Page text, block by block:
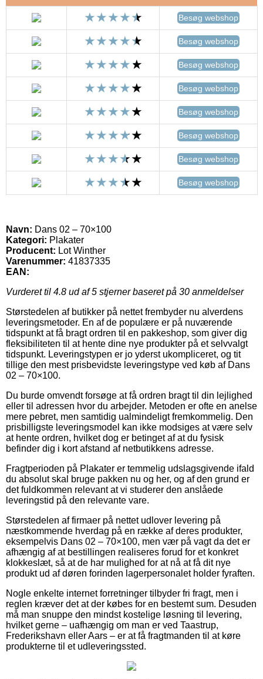
Besøg webshop
Besøg webshop
Besøg webshop
Besøg webshop
Besøg webshop
Besøg webshop
Besøg webshop
Besøg webshop
Navn: Dans 02 – 70×100
Kategori: Plakater
Producent: Lot Winther
Varenummer: 41837335
EAN:
Vurderet til 4.8 ud af 5 stjerner baseret på 30 anmeldelser
Størstedelen af butikker på nettet frembyder nu alverdens
leveringsmetoder. En af de populære er på nuværende
tidspunkt at få bragt ordren til en pakkeshop, som giver dig
fleksibiliteten til at hente dine nye produkter på et selvvalgt
tidspunkt. Leveringstypen er jo yderst ukompliceret, og tit
tillige den mest prisbevidste leveringstype ved køb af Dans
02 – 70×100.
Du burde omvendt forsøge at få ordren bragt til din lejlighed
eller til adressen hvor du arbejder. Metoden er ofte en anelse
mere pebret, men samtidig ualmindeligt fremkommelig. Den
prisbilligste leveringsmodel kan ikke modsiges at være selv
at hente ordren, hvilket dog er betinget af at du fysisk
befinder dig i kort afstand af netbutikkens adresse.
Fragtperioden på Plakater er temmelig udslagsgivende ifald
du absolut skal bruge pakken nu og her, og af den grund er
det fuldkommen relevant at vi studerer den anslåede
leveringstid på den relevante vare.
Størstedelen af firmaer på nettet udlover levering på
næstkommende hverdag på en række af deres produkter,
eksempelvis Dans 02 – 70×100, men vær på vagt da det er
afhængig af at bestillingen realiseres forud for et konkret
klokkeslæt, så at de har mulighed for at nå at få dit nye
produkt ud af døren forinden lagerpersonalet holder fyraften.
Nogle enkelte internet forretninger tilbyder fri fragt, men i
reglen kræver det at der købes for en bestemt sum. Desuden
må man snuppe den mindst kostelige løsning til levering,
hvilket gerne – uafhængig om man er ved Taastrup,
Frederikshavn eller Aars – er at få fragtmanden til at køre
produkterne til et udleveringssted.